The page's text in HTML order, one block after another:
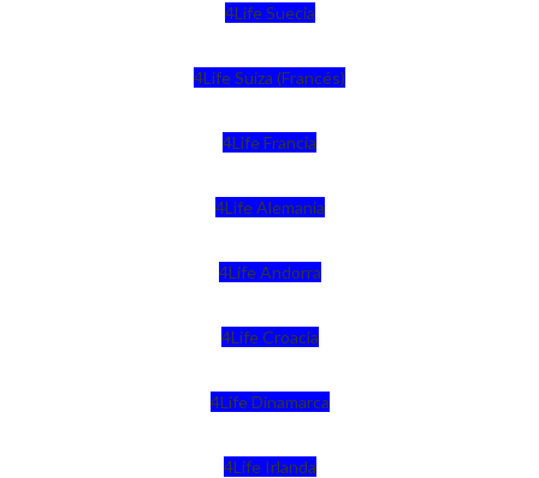
4Life Suecia
4Life Suiza (Francés)
4Life Francia
4Life Alemania
4Life Andorra
4Life Croacia
4Life Dinamarca
4Life Irlanda